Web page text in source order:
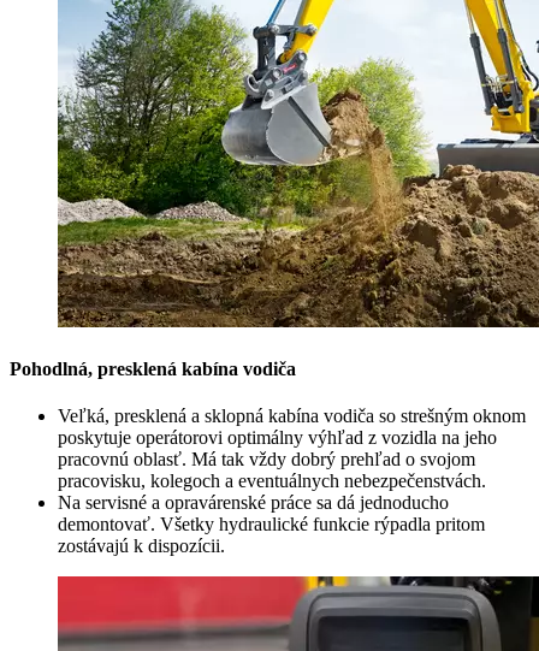
Pohodlná, presklená kabína vodiča
Veľká, presklená a sklopná kabína vodiča so strešným oknom
poskytuje operátorovi optimálny výhľad z vozidla na jeho
pracovnú oblasť. Má tak vždy dobrý prehľad o svojom
pracovisku, kolegoch a eventuálnych nebezpečenstvách.
Na servisné a opravárenské práce sa dá jednoducho
demontovať. Všetky hydraulické funkcie rýpadla pritom
zostávajú k dispozícii.